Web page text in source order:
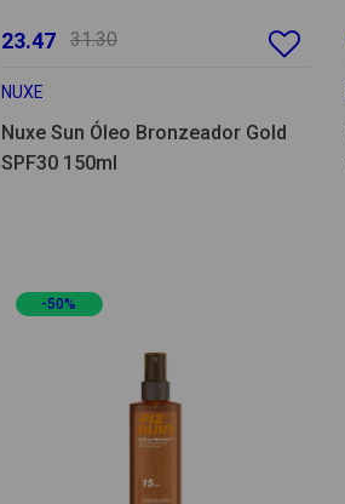
23.47 31.30
NUXE
Nuxe Sun Óleo Bronzeador Gold
SPF30 150ml
-50%